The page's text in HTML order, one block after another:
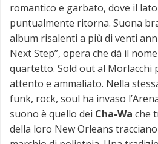
romantico e garbato, dove il
puntualmente ritorna. Suona
album risalenti a più di venti
Next Step”, opera che dà il
quartetto. Sold out al Morlacchi
attento e ammaliato. Nella
funk, rock, soul ha invaso
suono è quello dei Cha-Wa che
della loro New Orleans